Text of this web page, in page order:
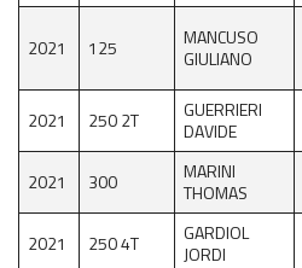
3^ prova Aviano
4^ prova TBA
2021 125
MANCUSO
GIULIANO
2021 250 2T
GUERRIERI
DAVIDE
2021 300
MARINI
THOMAS
2021 250 4T
GARDIOL
JORDI